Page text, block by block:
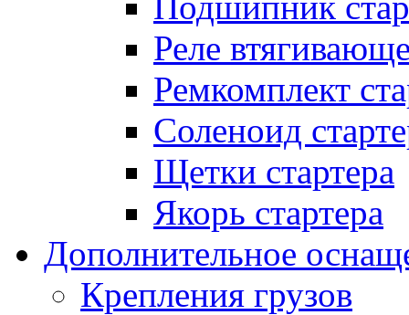
Реле
Ремкомплект
Соленоид
Щетки стартера
Якорь стартера
Дополнительное
Крепления грузов